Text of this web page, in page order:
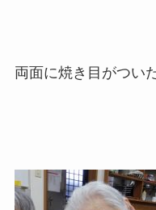
両面に焼き目がつい